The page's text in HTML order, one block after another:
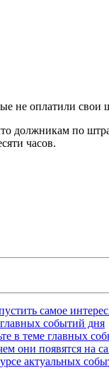
не оплатили свои
должникам по
часов.
самое
событий дня
в теме главных
они появятся на
актуальных